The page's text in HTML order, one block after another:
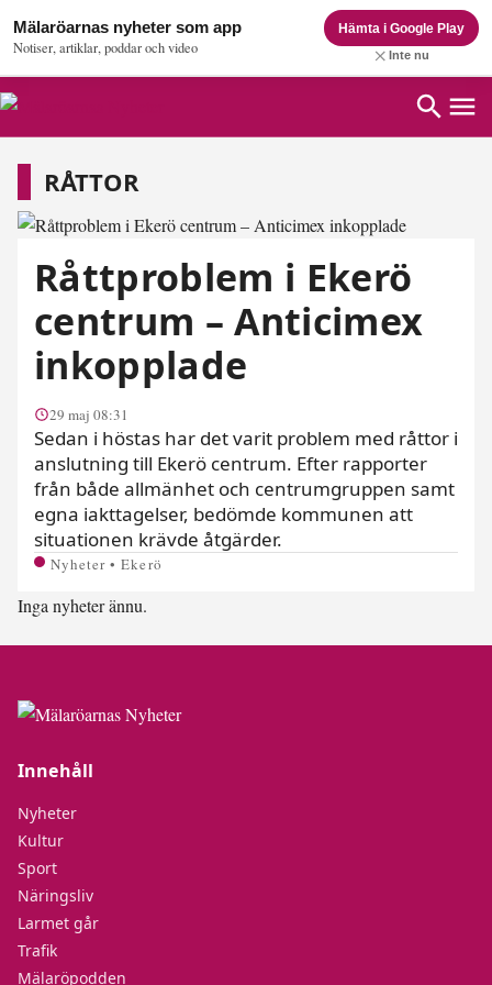
Mälaröarnas nyheter som app
Notiser, artiklar, poddar och video
Hämta i Google Play
Inte nu
Råttor
RÅTTOR
Råttproblem i Ekerö
centrum – Anticimex
inkopplade
29 maj 08:31
Sedan i höstas har det varit problem med råttor i
anslutning till Ekerö centrum. Efter rapporter
från både allmänhet och centrumgruppen samt
egna iakttagelser, bedömde kommunen att
situationen krävde åtgärder.
Nyheter • Ekerö
Inga nyheter ännu.
Innehåll
Nyheter
Kultur
Sport
Näringsliv
Larmet går
Trafik
Mälaröpodden